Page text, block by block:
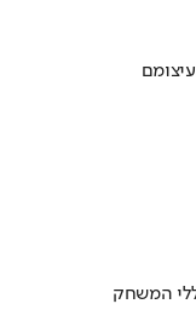
המשחק